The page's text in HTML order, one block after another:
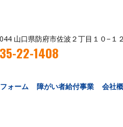
山口県防府市佐波２丁目１０−１２
22-1408
ォーム 障がい者給付事業 会社